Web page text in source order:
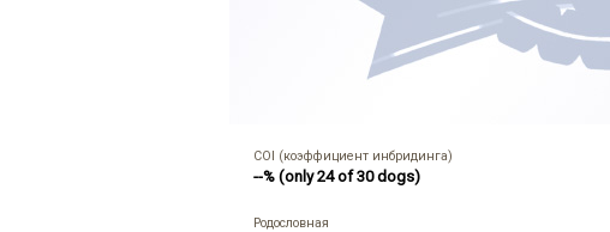
COI (коэффициент инбридинга)
--% (only 24 of 30 dogs)
Родословная